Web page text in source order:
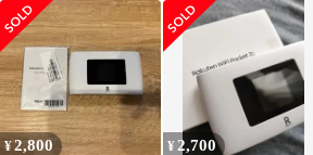
¥2,800 ¥ 2,700